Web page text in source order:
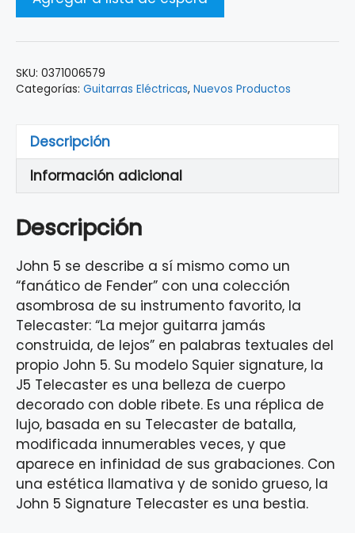
SKU: 0371006579
Categorías: Guitarras Eléctricas, Nuevos Productos
Descripción
Información adicional
Descripción
John 5 se describe a sí mismo como un
“fanático de Fender” con una colección
asombrosa de su instrumento favorito, la
Telecaster: “La mejor guitarra jamás
construida, de lejos” en palabras textuales del
propio John 5. Su modelo Squier signature, la
J5 Telecaster es una belleza de cuerpo
decorado con doble ribete. Es una réplica de
lujo, basada en su Telecaster de batalla,
modificada innumerables veces, y que
aparece en infinidad de sus grabaciones. Con
una estética llamativa y de sonido grueso, la
John 5 Signature Telecaster es una bestia.